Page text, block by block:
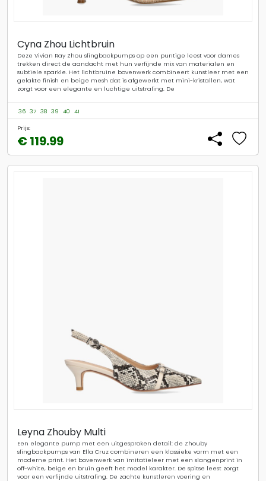
Cyna Zhou Lichtbruin
Deze Vivian Ray Zhou slingbackpumps op een puntige leest voor dames
trekken direct de aandacht met hun verfijnde mix van materialen en
subtiele sparkle. Het lichtbruine bovenwerk combineert kunstleer met een
gelakte finish en beige mesh dat is afgewerkt met mini-kristallen, wat
zorgt voor een elegante en luchtige uitstraling. De
36 37 38 39 40 41
Prijs:
€ 119.99
Leyna Zhouby Multi
Een elegante pump met een uitgesproken detail: de Zhouby
slingbackpumps van Ella Cruz combineren een klassieke vorm met een
moderne print. Het bovenwerk van imitatieleer met een slangenprint in
off-white, beige en bruin geeft het model karakter. De spitse leest zorgt
voor een verfijnde uitstraling. De zachte kunstleren voering en